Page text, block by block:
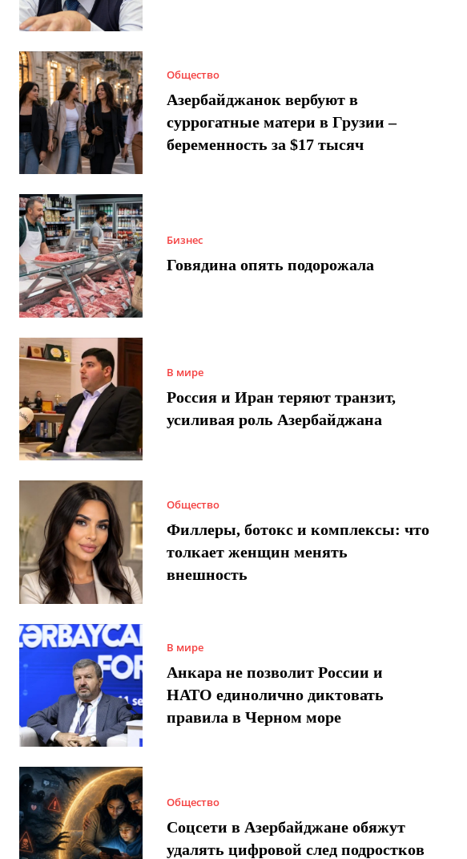
Общество
Азербайджанок вербуют в
суррогатные матери в Грузии –
беременность за $17 тысяч
Бизнес
Говядина опять подорожала
В мире
Россия и Иран теряют транзит,
усиливая роль Азербайджана
Общество
Филлеры, ботокс и комплексы: что
толкает женщин менять
внешность
В мире
Анкара не позволит России и
НАТО единолично диктовать
правила в Черном море
Общество
Соцсети в Азербайджане обяжут
удалять цифровой след подростков